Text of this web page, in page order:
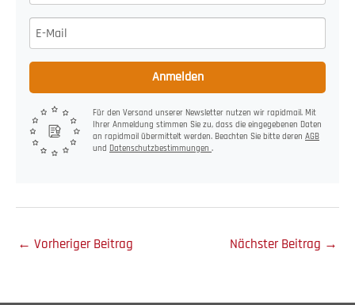
Anmelden
Für den Versand unserer Newsletter nutzen wir rapidmail. Mit
Ihrer Anmeldung stimmen Sie zu, dass die eingegebenen Daten
an rapidmail übermittelt werden. Beachten Sie bitte deren AGB
und Datenschutzbestimmungen .
← Vorheriger Beitrag Nächster Beitrag →